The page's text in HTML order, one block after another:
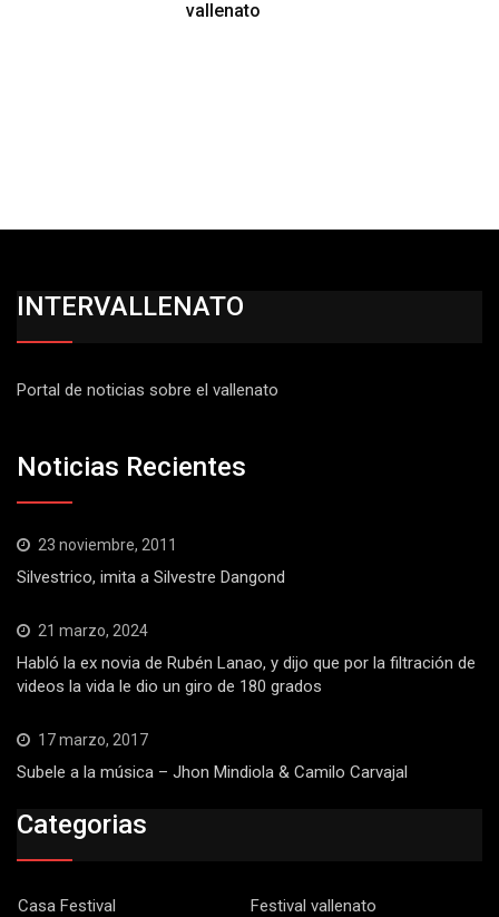
vallenato
INTERVALLENATO
Portal de noticias sobre el vallenato
Noticias Recientes
23 noviembre, 2011
Silvestrico, imita a Silvestre Dangond
21 marzo, 2024
Habló la ex novia de Rubén Lanao, y dijo que por la filtración de
videos la vida le dio un giro de 180 grados
17 marzo, 2017
Subele a la música – Jhon Mindiola & Camilo Carvajal
Categorias
Casa Festival Festival vallenato